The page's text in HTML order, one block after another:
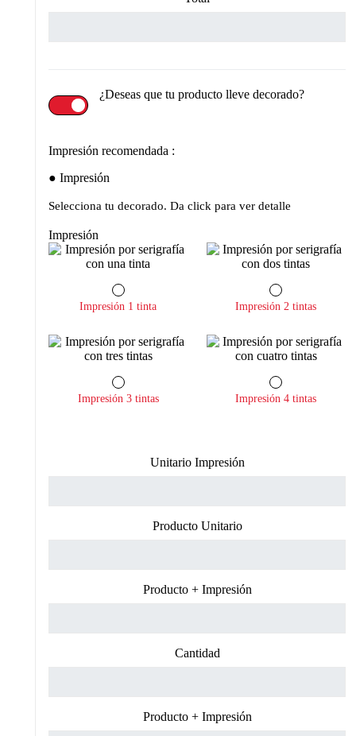
¿Deseas que tu producto lleve decorado?
Impresión recomendada :
Impresión
Selecciona tu decorado. Da click para ver detalle
Impresión
Impresión 1 tinta Impresión 2 tintas
Impresión 3 tintas Impresión 4 tintas
Unitario Impresión
Producto Unitario
Producto + Impresión
Cantidad
Producto + Impresión